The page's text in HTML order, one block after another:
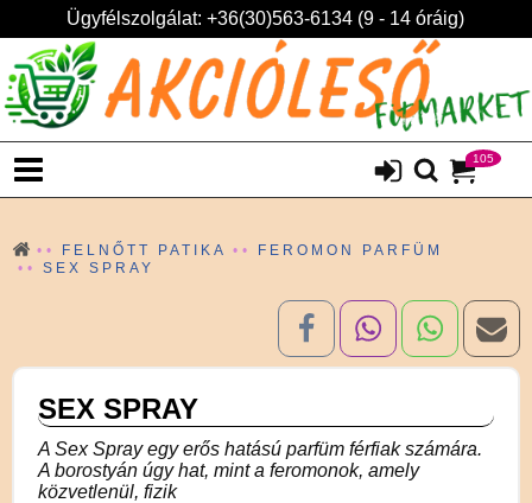
Ügyfélszolgálat: +36(30)563-6134 (9 - 14 óráig)
105
FELNŐTT PATIKA
FEROMON PARFÜM
SEX SPRAY
SEX SPRAY
A Sex Spray egy erős hatású parfüm férfiak számára.
A borostyán úgy hat, mint a feromonok, amely
közvetlenül, fizik